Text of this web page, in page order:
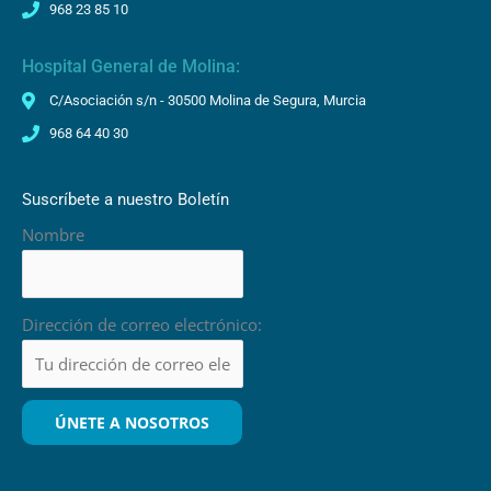
968 23 85 10
Hospital General de Molina:
C/Asociación s/n - 30500 Molina de Segura, Murcia
968 64 40 30
Suscríbete a nuestro Boletín
Nombre
Dirección de correo electrónico: